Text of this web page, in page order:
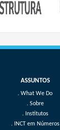
What We Do
Sobre
Institutos
INCT em Números